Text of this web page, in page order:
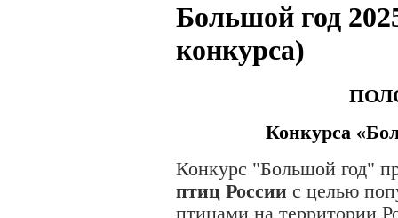
Большой год
конкурса)
Конкурса
Конкурс "Большой год"
птиц России с целью